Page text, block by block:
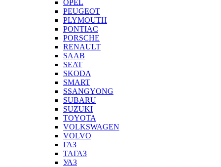
OPEL
PEUGEOT
PLYMOUTH
PONTIAC
PORSCHE
RENAULT
SAAB
SEAT
SKODA
SMART
SSANGYONG
SUBARU
SUZUKI
TOYOTA
VOLKSWAGEN
VOLVO
ГАЗ
ТАГАЗ
УАЗ